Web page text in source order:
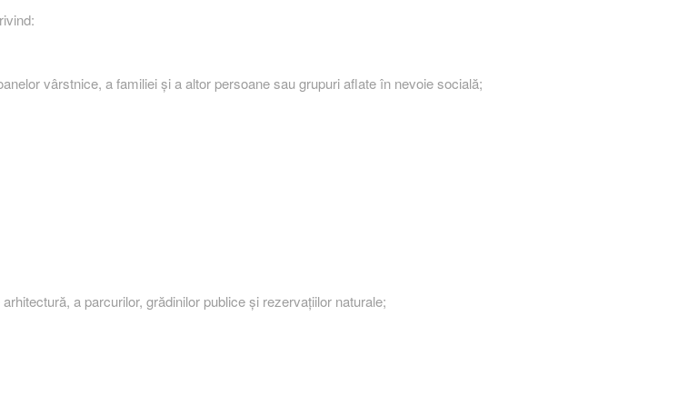
vârstnice, a familiei şi a altor persoane sau grupuri aflate în nevoie socială;
a parcurilor, grădinilor publice şi rezervaţiilor naturale;